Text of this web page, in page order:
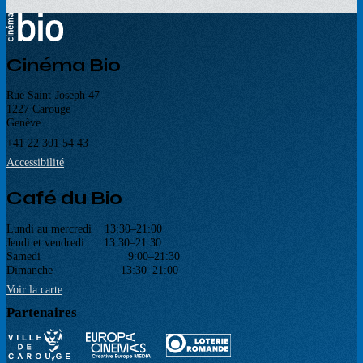
Cinéma Bio
Rue Saint-Joseph 47
1227 Carouge
Genève
+41 22 301 54 43
Accessibilité
Café du Bio
Lundi au mercredi 13:30–21:00
Jeudi et vendredi 13:30–21:30
Samedi 9:00–21:30
Dimanche 13:30–21:00
Voir la carte
Partenaires